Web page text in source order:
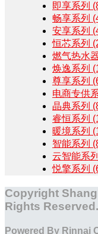
即享系列
畅享系列
安享系列
恒芯系列
燃气热水
焕逸系列
尊享系列
电商专供
晶典系列
睿恒系列
暖境系列
智能系列
云智能系列
悦擎系列
Copyright
Rights Reserved.
Powered By Rinnai